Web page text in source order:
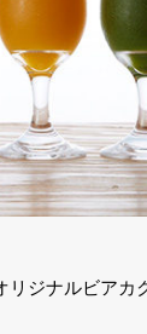
ジナルビアカ